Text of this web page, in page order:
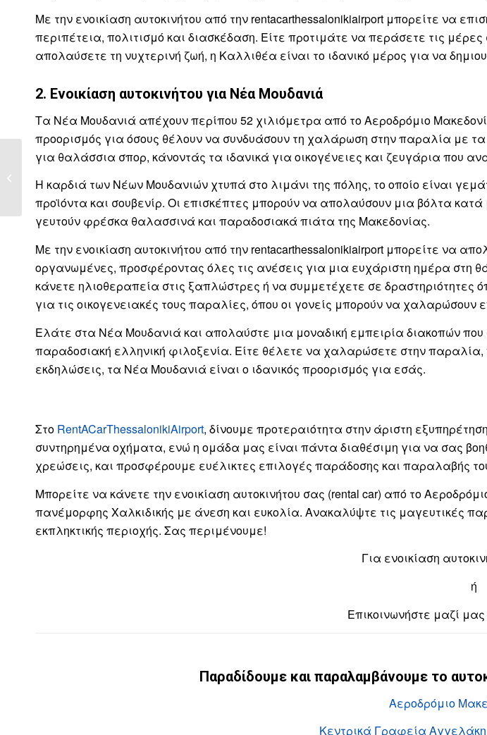
Με την ενοικίαση αυτοκινήτου από την rentacarthessalonikiairport μπορείτε να
περιπέτεια, πολιτισμό και διασκέδαση. Είτε προτιμάτε να περάσετε τις
απολαύσετε τη νυχτερινή ζωή, η Καλλιθέα είναι το ιδανικό μέρος για να
2. Ενοικίαση αυτοκινήτου για Νέα Μουδανιά
Τα Νέα Μουδανιά απέχουν περίπου 52 χιλιόμετρα από το Αεροδρόμιο
προορισμός για όσους θέλουν να συνδυάσουν τη χαλάρωση στην παραλία με
για θαλάσσια σπορ, κάνοντάς τα ιδανικά για οικογένειες και ζευγάρια που
Η καρδιά των Νέων Μουδανιών χτυπά στο λιμάνι της πόλης, το οποίο είναι
προϊόντα και σουβενίρ. Οι επισκέπτες μπορούν να απολαύσουν μια βόλτα
γευτούν φρέσκα θαλασσινά και παραδοσιακά πιάτα της Μακεδονίας.
Με την ενοικίαση αυτοκινήτου από την rentacarthessalonikiairport μπορείτε να
οργανωμένες, προσφέροντας όλες τις ανέσεις για μια ευχάριστη ημέρα
κάνετε ηλιοθεραπεία στις ξαπλώστρες ή να συμμετέχετε σε
για τις οικογενειακές τους παραλίες, όπου οι γονείς μπορούν να
Ελάτε στα Νέα Μουδανιά και απολαύστε μια μοναδική εμπειρία διακοπών
παραδοσιακή ελληνική φιλοξενία. Είτε θέλετε να χαλαρώσετε στην παραλία,
εκδηλώσεις, τα Νέα Μουδανιά είναι ο ιδανικός προορισμός για εσάς.
Στο RentACarThessalonikiAirport, δίνουμε προτεραιότητα στην άριστη
συντηρημένα οχήματα, ενώ η ομάδα μας είναι πάντα διαθέσιμη για να σας
χρεώσεις, και προσφέρουμε ευέλικτες επιλογές παράδοσης και παραλαβής
Μπορείτε να κάνετε την ενοικίαση αυτοκινήτου σας (rental car) από το
πανέμορφης Χαλκιδικής με άνεση και ευκολία. Ανακαλύψτε τις μαγευτικές
εκπληκτικής περιοχής. Σας περιμένουμε!
Για ενοικίαση
ή
Επικοινωνήστε μαζί
Παραδίδουμε και παραλαμβάνουμε το
Αεροδρόμιο
Κεντρικά Γραφεία Αγγελάκη
Ενοικίαση
Αεροδρόμιο
Θεσσαλονίκης...